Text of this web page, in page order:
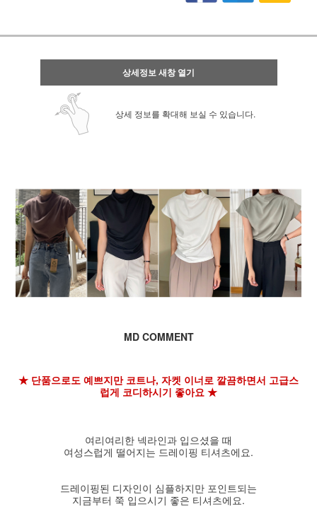
상세정보 새창 열기
상세 정보를 확대해 보실 수 있습니다.
MD COMMENT
★ 단품으로도 예쁘지만 코트나, 자켓 이너로 깔끔하면서 고급스
럽게 코디하시기 좋아요 ★
여리여리한 넥라인과 입으셨을 때
여성스럽게 떨어지는 드레이핑 티셔츠에요.
드레이핑된 디자인이 심플하지만 포인트되는
지금부터 쭉 입으시기 좋은 티셔츠에요.